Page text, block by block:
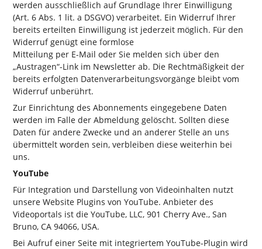
werden ausschließlich auf Grundlage Ihrer Einwilligung
(Art. 6 Abs. 1 lit. a DSGVO) verarbeitet. Ein Widerruf Ihrer
bereits erteilten Einwilligung ist jederzeit möglich. Für den
Widerruf genügt eine formlose
Mitteilung per E-Mail oder Sie melden sich über den
„Austragen“-Link im Newsletter ab. Die Rechtmäßigkeit der
bereits erfolgten Datenverarbeitungsvorgänge bleibt vom
Widerruf unberührt.
Zur Einrichtung des Abonnements eingegebene Daten
werden im Falle der Abmeldung gelöscht. Sollten diese
Daten für andere Zwecke und an anderer Stelle an uns
übermittelt worden sein, verbleiben diese weiterhin bei
uns.
YouTube
Für Integration und Darstellung von Videoinhalten nutzt
unsere Website Plugins von YouTube. Anbieter des
Videoportals ist die YouTube, LLC, 901 Cherry Ave., San
Bruno, CA 94066, USA.
Bei Aufruf einer Seite mit integriertem YouTube-Plugin wird